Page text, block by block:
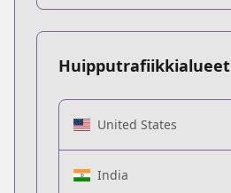
Huipputrafiikkialueet
United States
India